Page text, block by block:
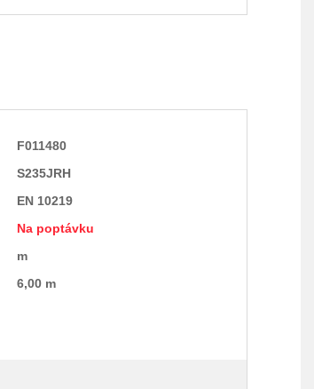
F011480
S235JRH
EN 10219
Na poptávku
m
6,00 m